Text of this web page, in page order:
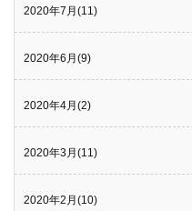
2020年7月(11)
2020年6月(9)
2020年4月(2)
2020年3月(11)
2020年2月(10)